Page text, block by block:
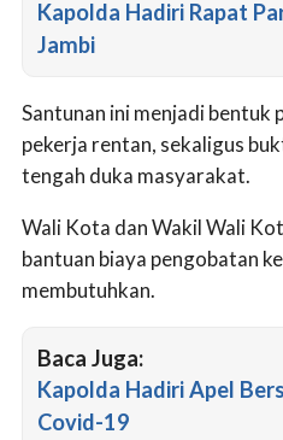
Kapolda Hadiri Rapat
Jambi
Santunan ini menjadi bentuk
pekerja rentan, sekaligus
tengah duka masyarakat.
Wali Kota dan Wakil Wali
bantuan biaya pengobatan
membutuhkan.
Baca Juga:
Kapolda Hadiri Apel
Covid-19